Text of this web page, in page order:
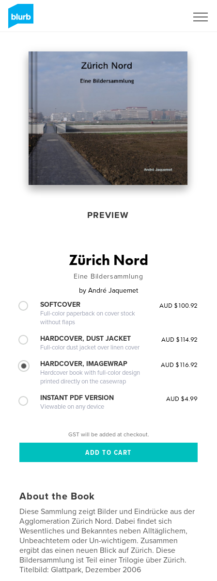
PREVIEW
Zürich Nord
Eine Bildersammlung
by André Jaquemet
SOFTCOVER
Full-color paperback on cover stock
without flaps
AUD $100.92
HARDCOVER, DUST JACKET
Full-color dust jacket over linen cover
AUD $114.92
HARDCOVER, IMAGEWRAP
Hardcover book with full-color design
printed directly on the casewrap
AUD $116.92
INSTANT PDF VERSION
Viewable on any device
AUD $4.99
GST will be added at checkout.
About the Book
Diese Sammlung zeigt Bilder und Eindrücke aus der
Agglomeration Zürich Nord. Dabei findet sich
Wesentliches und Bekanntes neben Alltäglichem,
Unbeachtetem oder Un-wichtigem. Zusammen
ergibt das einen neuen Blick auf Zürich. Diese
Bildersammlung ist Teil einer Trilogie über Zürich.
Titelbild: Glattpark, Dezember 2006